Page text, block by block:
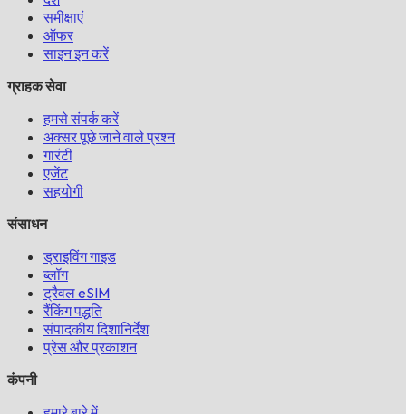
समीक्षाएं
ऑफर
साइन इन करें
ग्राहक सेवा
हमसे संपर्क करें
अक्सर पूछे जाने वाले प्रश्न
गारंटी
एजेंट
सहयोगी
संसाधन
ड्राइविंग गाइड
ब्लॉग
ट्रैवल eSIM
रैंकिंग पद्धति
संपादकीय दिशानिर्देश
प्रेस और प्रकाशन
कंपनी